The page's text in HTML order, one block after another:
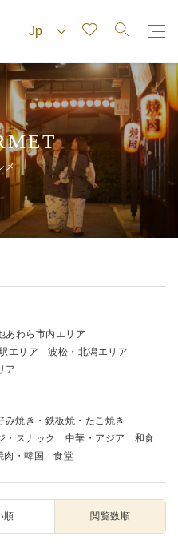
メ
あわら市内エリア
エリア
波松・北潟エリア
ア
み焼き・鉄板焼・たこ焼き
・スナック 中華・アジア
和食
肉・韓国 食堂
順 閲覧数順